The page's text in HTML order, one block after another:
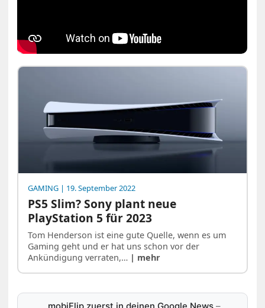
GAMING | 19. September 2022
PS5 Slim? Sony plant neue
PlayStation 5 für 2023
Tom Henderson ist eine gute Quelle, wenn es um
Gaming geht und er hat uns schon vor der
Ankündigung verraten,… | mehr